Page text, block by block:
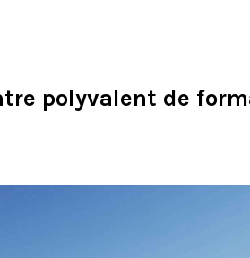
polyvalent de